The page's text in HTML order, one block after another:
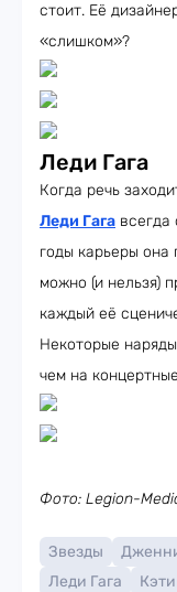
стоит. Её
«слишком»?
Леди Гага
Когда речь
Леди Гага всегда
годы карьеры она
можно (и нельзя)
каждый её
Некоторые
чем на
Фото: Legion-
Звезды
Леди Гага